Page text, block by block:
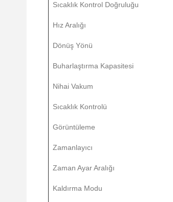
Sıcaklık Kontrol Doğruluğu
Hız Aralığı
Dönüş Yönü
Buharlaştırma Kapasitesi
Nihai Vakum
Sıcaklık Kontrolü
Görüntüleme
Zamanlayıcı
Zaman Ayar Aralığı
Kaldırma Modu